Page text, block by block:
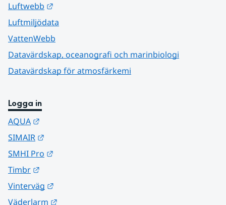
Luftwebb
Luftmiljödata
VattenWebb
Datavärdskap, oceanografi och marinbiologi
Datavärdskap för atmosfärkemi
Logga in
AQUA
SIMAIR
SMHI Pro
Timbr
Vinterväg
Väderlarm